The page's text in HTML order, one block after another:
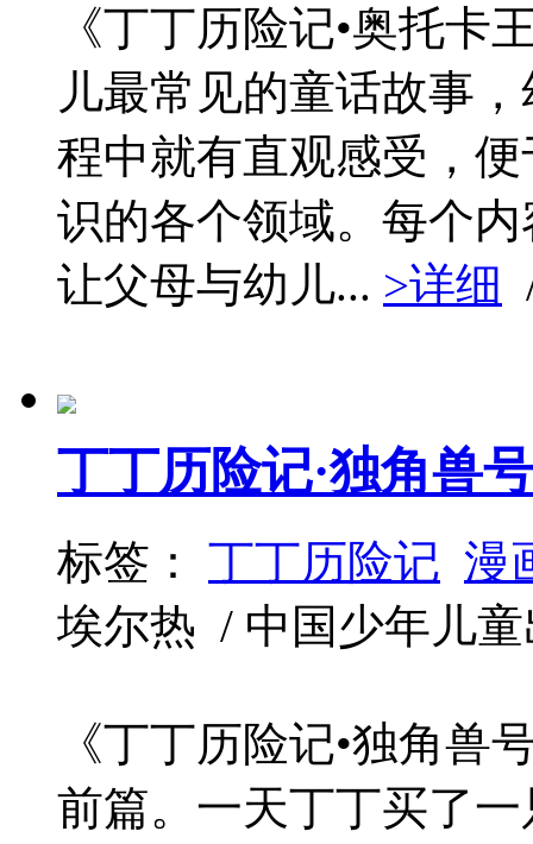
《丁丁历险记•奥托卡
儿最常见的童话故事
程中就有直观感受，
识的各个领域。每个
让父母与幼儿... >详细
丁丁历险记·独角兽
标签： 丁丁历险记 漫
埃尔热 / 中国少年儿
《丁丁历险记•独角兽
前篇。一天丁丁买了